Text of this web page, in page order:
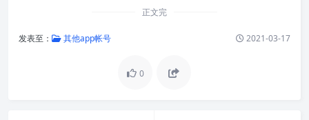
正文完
发表至： 其他app帐号 2021-03-17
0